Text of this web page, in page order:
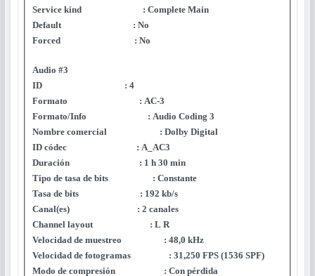
Service kind : Complete Main
Default : No
Forced : No
Audio #3
ID : 4
Formato : AC-3
Formato/Info : Audio Coding 3
Nombre comercial : Dolby Digital
ID códec : A_AC3
Duración : 1 h 30 min
Tipo de tasa de bits : Constante
Tasa de bits : 192 kb/s
Canal(es) : 2 canales
Channel layout : L R
Velocidad de muestreo : 48,0 kHz
Velocidad de fotogramas : 31,250 FPS (1536 SPF)
Modo de compresión : Con pérdida